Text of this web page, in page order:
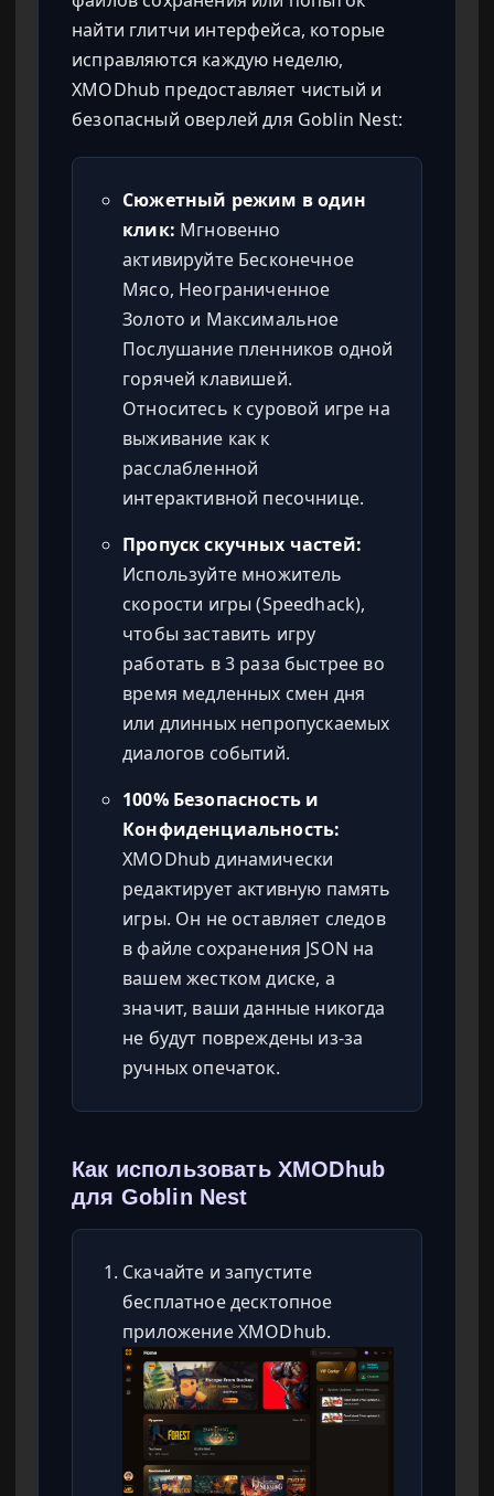
найти глитчи интерфейса, которые
исправляются каждую неделю,
XMODhub предоставляет чистый и
безопасный оверлей для Goblin Nest:
Сюжетный режим в один
клик: Мгновенно
активируйте Бесконечное
Мясо, Неограниченное
Золото и Максимальное
Послушание пленников одной
горячей клавишей.
Относитесь к суровой игре на
выживание как к
расслабленной
интерактивной песочнице.
Пропуск скучных частей:
Используйте множитель
скорости игры (Speedhack),
чтобы заставить игру
работать в 3 раза быстрее во
время медленных смен дня
или длинных непропускаемых
диалогов событий.
100% Безопасность и
Конфиденциальность:
XMODhub динамически
редактирует активную память
игры. Он не оставляет следов
в файле сохранения JSON на
вашем жестком диске, а
значит, ваши данные никогда
не будут повреждены из-за
ручных опечаток.
Как использовать XMODhub
для Goblin Nest
Скачайте и запустите
бесплатное десктопное
приложение XMODhub.